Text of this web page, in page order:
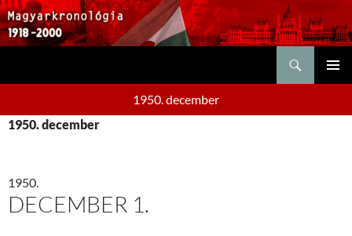
1950. december
1950. december
1950.
DECEMBER 1.